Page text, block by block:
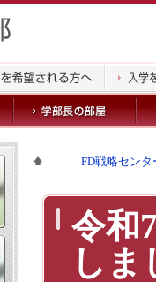
FD戦略センタ
令和
しま